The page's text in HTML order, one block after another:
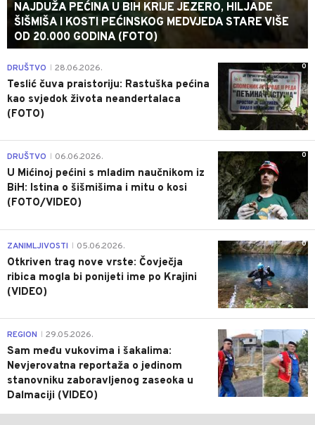
NAJDUŽA PEĆINA U BIH KRIJE JEZERO, HILJADE
ŠIŠMIŠA I KOSTI PEĆINSKOG MEDVJEDA STARE VIŠE
OD 20.000 GODINA (FOTO)
0
DRUŠTVO 28.06.2026.
Teslić čuva praistoriju: Rastuška pećina
kao svjedok života neandertalaca
(FOTO)
0
DRUŠTVO 06.06.2026.
U Mićinoj pećini s mladim naučnikom iz
BiH: Istina o šišmišima i mitu o kosi
(FOTO/VIDEO)
0
ZANIMLJIVOSTI 05.06.2026.
Otkriven trag nove vrste: Čovječja
ribica mogla bi ponijeti ime po Krajini
(VIDEO)
0
REGION 29.05.2026.
Sam među vukovima i šakalima:
Nevjerovatna reportaža o jedinom
stanovniku zaboravljenog zaseoka u
Dalmaciji (VIDEO)